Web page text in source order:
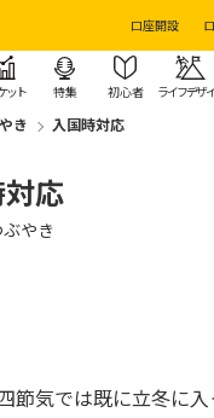
口座開設
ット 特集 初心者 ライフデザ
き 入国時対応
応
やき
節気では既に立冬に